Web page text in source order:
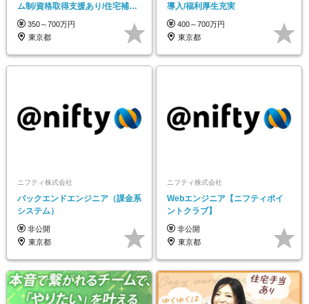
ム制/資格取得支援あり/住宅補助
制度
350～700万円
東京都
導入/福利厚生充実
400～700万円
東京都
ニフティ株式会社
バックエンドエンジニア（課金系
システム）
非公開
東京都
ニフティ株式会社
Webエンジニア【ニフティポイ
ントクラブ】
非公開
東京都